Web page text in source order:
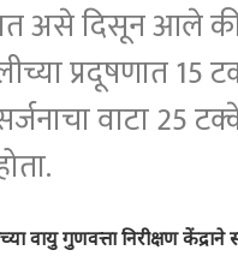
असे दिसून आले
प्रदूषणात 15
वाटा 25
वायु गुणवत्ता निरीक्षण